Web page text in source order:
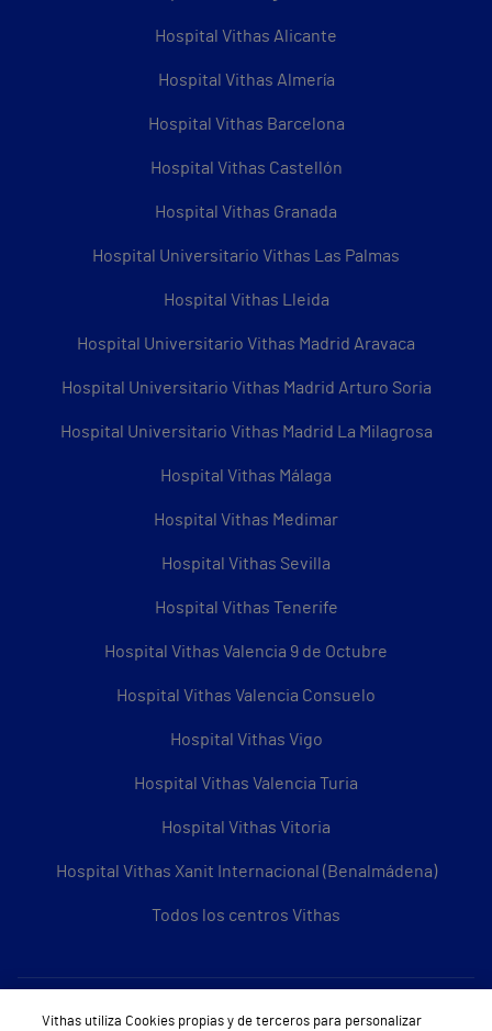
Hospital Vithas Alicante
Hospital Vithas Almería
Hospital Vithas Barcelona
Hospital Vithas Castellón
Hospital Vithas Granada
Hospital Universitario Vithas Las Palmas
Hospital Vithas Lleida
Hospital Universitario Vithas Madrid Aravaca
Hospital Universitario Vithas Madrid Arturo Soria
Hospital Universitario Vithas Madrid La Milagrosa
Hospital Vithas Málaga
Hospital Vithas Medimar
Hospital Vithas Sevilla
Hospital Vithas Tenerife
Hospital Vithas Valencia 9 de Octubre
Hospital Vithas Valencia Consuelo
Hospital Vithas Vigo
Hospital Vithas Valencia Turia
Hospital Vithas Vitoria
Hospital Vithas Xanit Internacional (Benalmádena)
Todos los centros Vithas
Sobre Vithas
Vithas utiliza Cookies propias y de terceros para personalizar